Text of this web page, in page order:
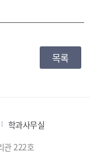
목록
학과사무실
관 222호